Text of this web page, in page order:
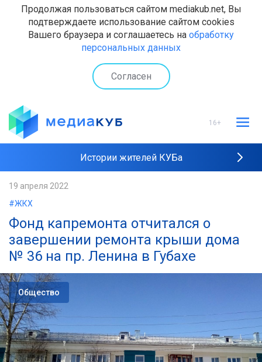
Продолжая пользоваться сайтом mediakub.net, Вы
подтверждаете использование сайтом cookies
Вашего браузера и соглашаетесь на обработку
персональных данных
Согласен
16+
Истории жителей КУБа
19 апреля 2022
#ЖКХ
Фонд капремонта отчитался о
завершении ремонта крыши дома
№ 36 на пр. Ленина в Губахе
Общество